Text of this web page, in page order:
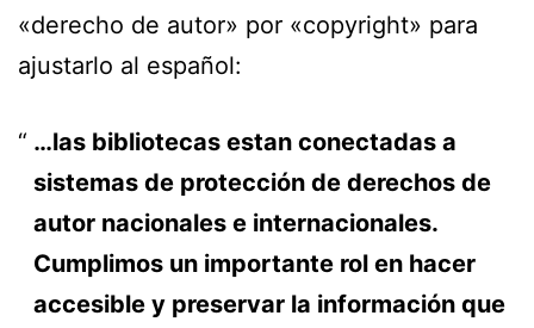
«derecho de autor» por «copyright» para
ajustarlo al español:
…las bibliotecas estan conectadas a
sistemas de protección de derechos de
autor nacionales e internacionales.
Cumplimos un importante rol en hacer
accesible y preservar la información que